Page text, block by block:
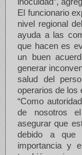
El funcionario
nivel regional
ayuda a las
que hacen es
un buen
generar
salud del
operarios de los
“Como
de nosotros
asegurar que
debido a que
importancia y